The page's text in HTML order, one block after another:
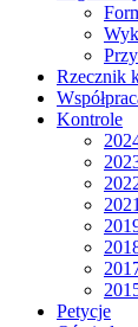
Rzecznik
Kontrole
2021
Petycje